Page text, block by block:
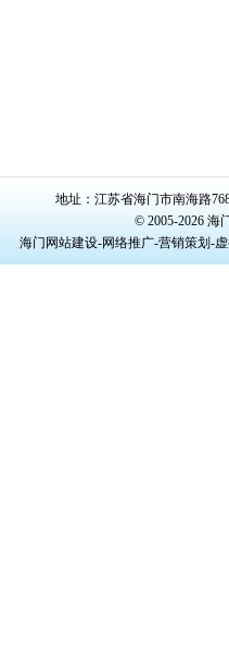
地址：江苏省海门市南海路
© 2005-2026
海门网站建设-网络推广-营销策划-